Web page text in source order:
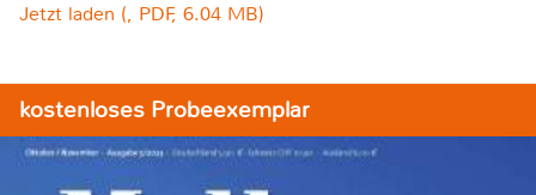
Jetzt laden (, PDF, 6.04 MB)
kostenloses Probeexemplar